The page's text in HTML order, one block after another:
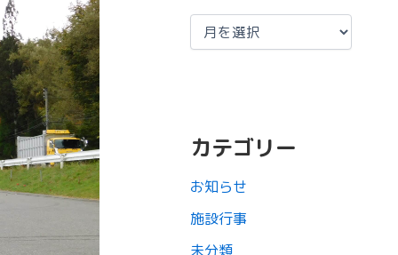
カテゴリー
お知らせ
施設行事
未分類